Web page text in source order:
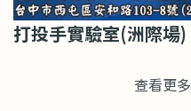
打投手實驗室(洲際場)
查看更多